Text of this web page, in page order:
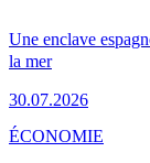
Une enclave
la mer
30.07.2026
ÉCONOMIE